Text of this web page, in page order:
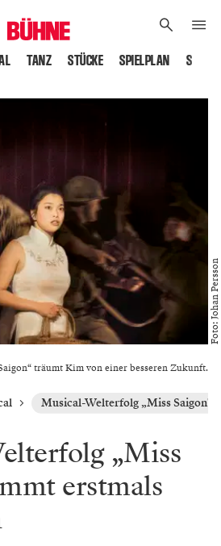
TANZ STÜCKE SPIELPLAN
träumt Kim von einer besseren Zukunft.
Foto: Johan Persson
Musical-Welterfolg „Miss Saigon"
„Miss
erstmals